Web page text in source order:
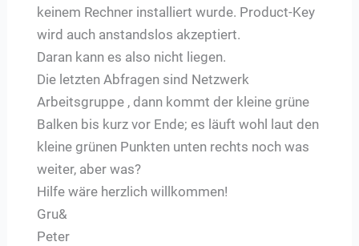
keinem Rechner installiert wurde. Product-Key
wird auch anstandslos akzeptiert.
Daran kann es also nicht liegen.
Die letzten Abfragen sind Netzwerk
Arbeitsgruppe , dann kommt der kleine grüne
Balken bis kurz vor Ende; es läuft wohl laut den
kleine grünen Punkten unten rechts noch was
weiter, aber was?
Hilfe wäre herzlich willkommen!
Gru&
Peter